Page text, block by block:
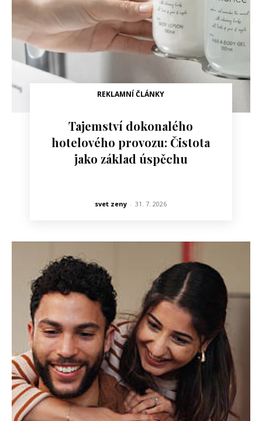
REKLAMNÍ ČLÁNKY
Tajemství dokonalého
hotelového provozu: Čistota
jako základ úspěchu
svet zeny - 31. 7. 2026